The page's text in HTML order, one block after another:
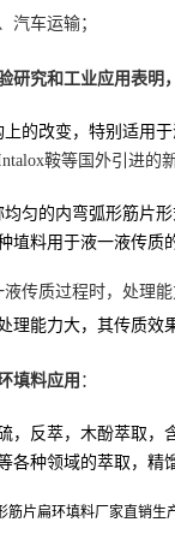
汽车运输；
研究和工业应用表明
上的改变，特别适用
鞍等国外引进的
均匀的内弯弧形筋片
埴料用于液一液传质
液传质过程时，处理
理能力大，其传质效
填料应用 ：
，反萃，木酚萃取，
各种领域的萃取，精
筋片扁环填料厂家直销生